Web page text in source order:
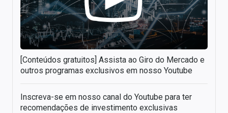
[Conteúdos gratuitos] Assista ao Giro do Mercado e
outros programas exclusivos em nosso Youtube
Inscreva-se em nosso canal do Youtube para ter
recomendações de investimento exclusivas